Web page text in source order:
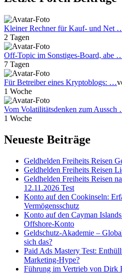
Kleiner Rechner für Kauf- und Net
2 Tagen
Off-Topic im Sonstiges-Board, abe
7 Tagen
Für Betreiber eines Kryptoblogs: …
1 Woche
Vom Volatilitätsdenken zum Aussch
1 Woche
Neueste Beiträge
Geldhelden Freiheits Reisen
Geldhelden Freiheits Reisen
Geldhelden Freiheits Reisen
12.11.2026 Test
Konto auf den Cookinseln:
Vermögensschutz
Konto auf den Cayman
Offshore-Konto
Geldschutz-Akademie –
sich das?
Paid Ads Mastery Test:
Marketing-Hype?
Führung im Vertrieb von Dirk